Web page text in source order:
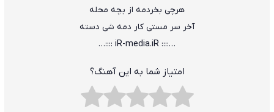
هرچی بخردمه از بچه محله
آخر سر مستی کار دمه شی دسته
…:::: iR-media.iR ::::…
امتیاز شما به این آهنگ؟